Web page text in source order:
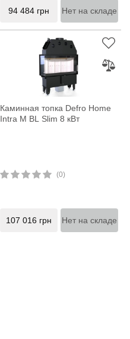
94 484 грн Нет на складе
Каминная топка Defro Home
Intra M BL Slim 8 кВт
(0)
107 016 грн Нет на складе